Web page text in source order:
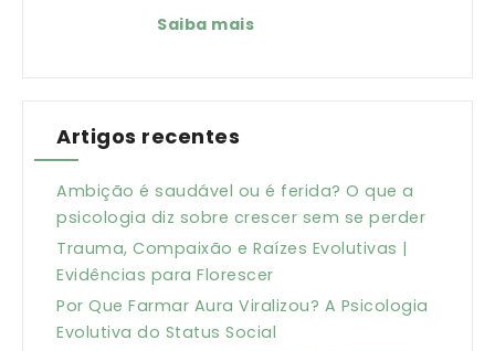
Saiba mais
Artigos recentes
Ambição é saudável ou é ferida? O que a
psicologia diz sobre crescer sem se perder
Trauma, Compaixão e Raízes Evolutivas |
Evidências para Florescer
Por Que Farmar Aura Viralizou? A Psicologia
Evolutiva do Status Social